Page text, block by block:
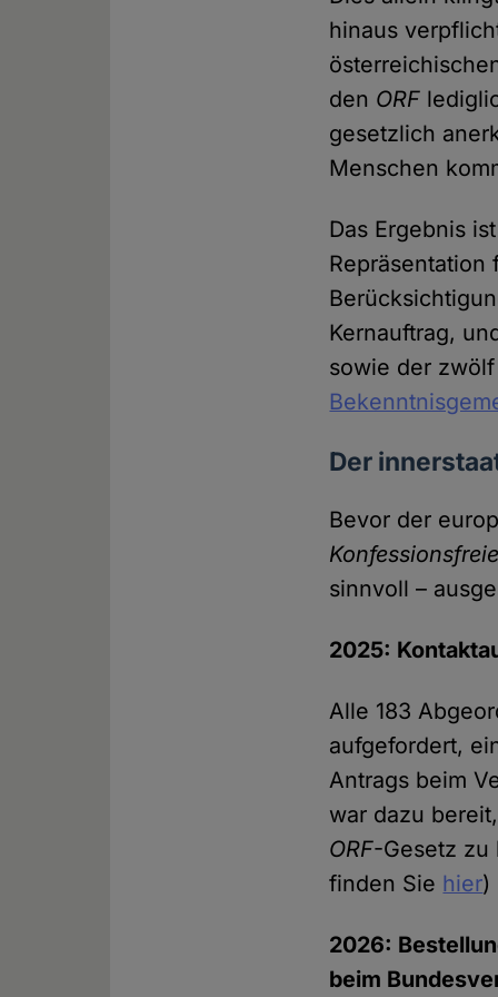
hinaus
den ORF
gesetzlich
Menschen
Das Ergebnis
Repräsentation
Kernauftrag,
sowie der zwölf
Der
Bevor der
sinnvoll –
2025:
Alle 183
aufgefordert,
Antrags beim
war dazu
ORF-Gesetz zu
finden Sie hier)
2026:
beim